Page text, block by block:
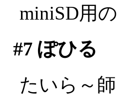
miniSD用
#7 ぽひる
たいら～